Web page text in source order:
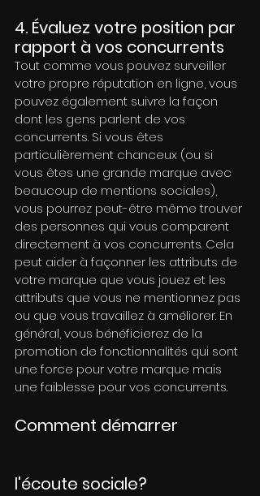
4. Évaluez votre position par
rapport à vos concurrents
Tout comme vous pouvez surveiller
votre propre réputation en ligne, vous
pouvez également suivre la façon
dont les gens parlent de vos
concurrents. Si vous êtes
particulièrement chanceux (ou si
vous êtes une grande marque avec
beaucoup de mentions sociales),
vous pourrez peut-être même trouver
des personnes qui vous comparent
directement à vos concurrents. Cela
peut aider à façonner les attributs de
votre marque que vous jouez et les
attributs que vous ne mentionnez pas
ou que vous travaillez à améliorer. En
général, vous bénéficierez de la
promotion de fonctionnalités qui sont
une force pour votre marque mais
une faiblesse pour vos concurrents.
Comment démarrer
l'écoute sociale?